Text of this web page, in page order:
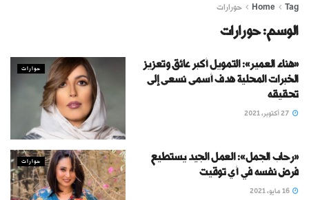
Home Tag حورارات
الوسم:حورارات
حوارات
«هناء العمير»: التمويل أكبر عائق وتعزيز
الخبرات المحلية هدف أسمى نسعى إلى
تحقيقه
حوارات
«رحاب الجمل»: العمل الجيد يستطيع
فرض نفسه في أي توقيت